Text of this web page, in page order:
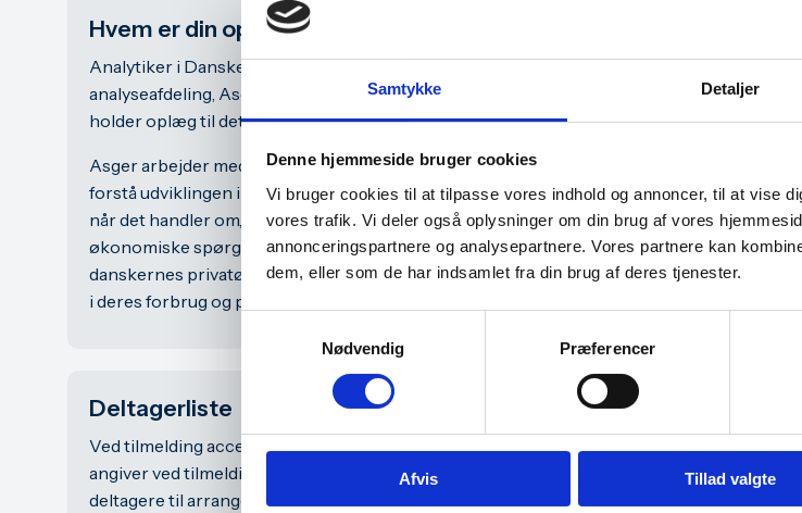
Samtykke Detaljer
Denne hjemmeside bruger cookies
Vi bruger cookies til at tilpasse vores indhold og annoncer, til at vise
vores trafik. Vi deler også oplysninger om din brug af vores
annonceringspartnere og analysepartnere. Vores partnere kan
dem, eller som de har indsamlet fra din brug af deres tjenester.
Nødvendig
Præferencer
Afvis Tillad valgte
Hvem er din oplægsholder?
Analytiker i Danske Banks
analyseafdeling, Asger Wilhelm Dalsjö,
holder oplæg til dette arrangement.
Asger arbejder med at undersøge og
forstå udviklingen i dansk økonomi, især
når det handler om, hvordan de store
økonomiske spørgsmål påvirker
danskernes privatøkonomi – ikke mindst
i deres forbrug og på boligmarkedet.
Deltagerliste
Ved tilmelding accepterer du, at dit navn, din titel og virksomhed, som du selv
angiver ved tilmelding, kan indgå på en deltagerliste, der kan deles med de øvrige
deltagere til arrangementet.